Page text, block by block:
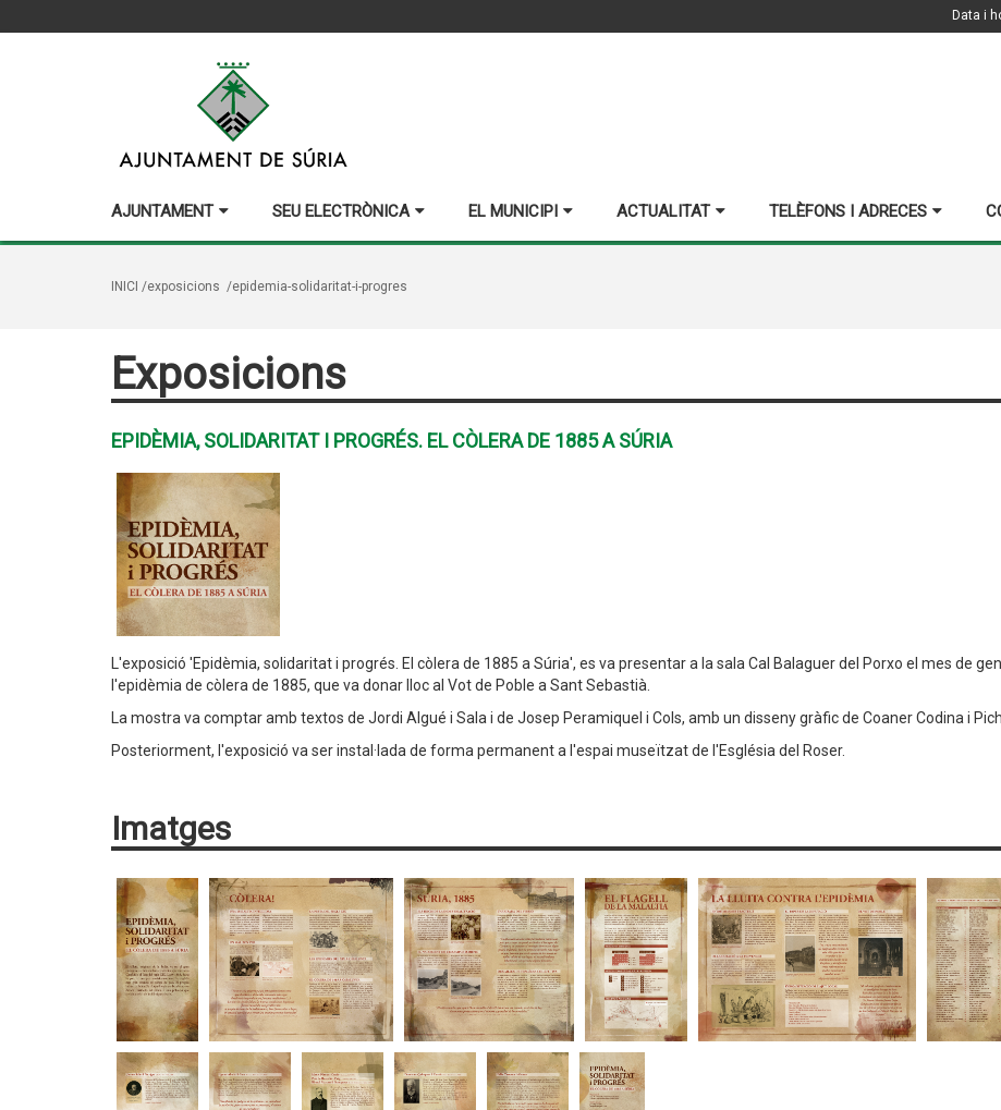
Data i
AJUNTAMENT SEU ELECTRÒNICA EL MUNICIPI ACTUALITAT TELÈFONS I ADRECES
INICI /exposicions /epidemia-solidaritat-i-progres
Exposicions
EPIDÈMIA, SOLIDARITAT I PROGRÉS. EL CÒLERA DE 1885 A SÚRIA
L'exposició 'Epidèmia, solidaritat i progrés. El còlera de 1885 a Súria', es va presentar a la sala Cal Balaguer del Porxo el mes de
l'epidèmia de còlera de 1885, que va donar lloc al Vot de Poble a Sant Sebastià.
La mostra va comptar amb textos de Jordi Algué i Sala i de Josep Peramiquel i Cols, amb un disseny gràfic de Coaner Codina i Pich.
Posteriorment, l'exposició va ser instal·lada de forma permanent a l'espai museïtzat de l'Església del Roser.
Imatges